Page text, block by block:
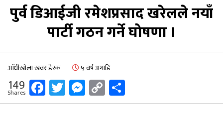
पुर्व डिआईजी रमेशप्रसाद खरेलले नयाँ
पार्टी गठन गर्ने घोषणा ।
आँधीखोला खवर डेस्क ५ वर्ष अगाडि
149
Shares Facebook
Twitter
Messenger
Copy
Link